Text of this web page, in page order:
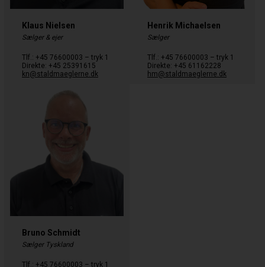
Klaus Nielsen
Sælger & ejer
Tlf.: +45 76600003 – tryk 1
Direkte: +45 25391615
kn@staldmaeglerne.dk
Henrik Michaelsen
Sælger
Tlf.: +45 76600003 – tryk 1
Direkte: +45 61162228
hm@staldmaeglerne.dk
Bruno Schmidt
Sælger Tyskland
Tlf.: +45 76600003 – tryk 1